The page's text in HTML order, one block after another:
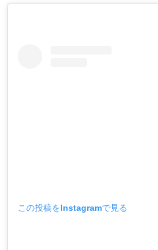
この投稿をInstagramで見る